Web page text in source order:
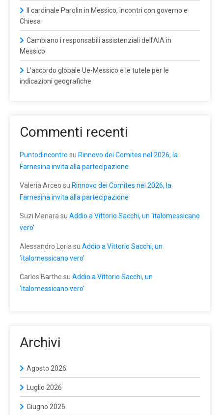
Il cardinale Parolin in Messico, incontri con governo e
Chiesa
Cambiano i responsabili assistenziali dell’AIA in
Messico
L’accordo globale Ue-Messico e le tutele per le
indicazioni geografiche
Commenti recenti
Puntodincontro su Rinnovo dei Comites nel 2026, la
Farnesina invita alla partecipazione
Valeria Arceo su Rinnovo dei Comites nel 2026, la
Farnesina invita alla partecipazione
Suzi Manara su Addio a Vittorio Sacchi, un ‘italomessicano
vero’
Alessandro Loria su Addio a Vittorio Sacchi, un
‘italomessicano vero’
Carlos Barthe su Addio a Vittorio Sacchi, un
‘italomessicano vero’
Archivi
Agosto 2026
Luglio 2026
Giugno 2026